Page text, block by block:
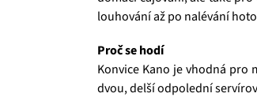
louhování až po nalévání
Proč se hodí
Konvice Kano je vhodná
dvou, delší odpolední